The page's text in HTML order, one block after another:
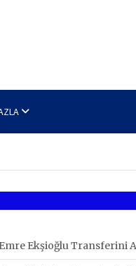
Ekşioğlu Transferini